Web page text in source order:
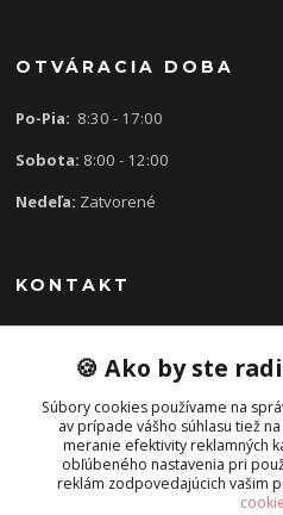
OTVÁRACIA DOBA
Po-Pia: 8:30 - 17:00
Sobota: 8:00 - 12:00
Nedeľa: Zatvorené
KONTAKT
0907 613 939
🍪 Ako by ste
Súbory cookies používame na
av prípade vášho súhlasu tiež
meranie efektivity reklamných
obľúbeného nastavenia pri
reklám zodpovedajúcich vašim